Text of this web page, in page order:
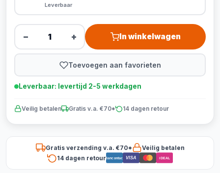
Leverbaar
− + In winkelwagen
Toevoegen aan favorieten
Leverbaar: levertijd 2-5 werkdagen
Veilig betalen Gratis v.a. €70* 14 dagen retour
Gratis verzending v.a. €70*
Veilig betalen
14 dagen retourBancontact VISA iDEAL